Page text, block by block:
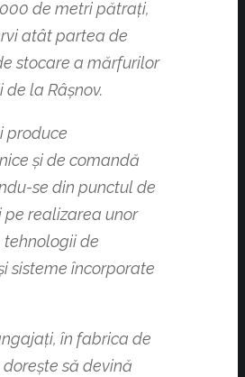
de metri pătrați,
atât partea de
stocare a mărfurilor
la Râșnov.
produce
și de comandă
se din punctul de
realizarea unor
de
sisteme încorporate
în fabrica de
să devină